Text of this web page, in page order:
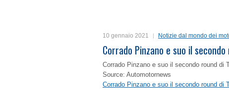
10 gennaio 2021 Notizie dal mondo dei
Corrado Pinzano e suo il
Corrado Pinzano e suo il secondo round di
Source: Automotornews
Corrado Pinzano e suo il secondo round di